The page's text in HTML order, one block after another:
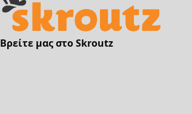
Βρείτε μας στο Skroutz